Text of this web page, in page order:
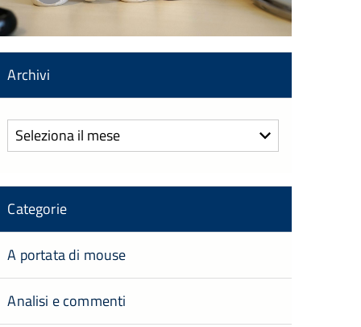
Archivi
Archivi
Categorie
A portata di mouse
Analisi e commenti